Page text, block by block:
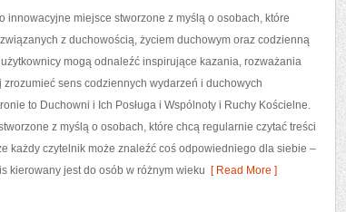
innowacyjne miejsce stworzone z myślą o osobach, które
z duchowością, życiem duchowym oraz codzienną
mogą odnaleźć inspirujące kazania, rozważania
sens codziennych wydarzeń i duchowych
to Duchowni i Ich Posługa i Wspólnoty i Ruchy Kościelne.
z myślą o osobach, które chcą regularnie czytać treści
każdy czytelnik może znaleźć coś odpowiedniego dla siebie –
kierowany jest do osób w różnym wieku [ Read More ]